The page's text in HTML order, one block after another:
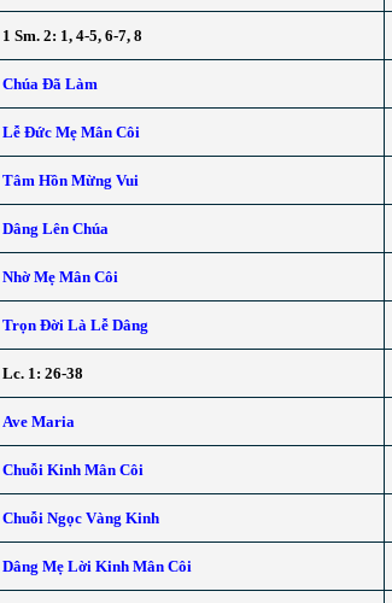
1 Sm. 2: 1, 4-5, 6-7, 8
Chúa Đã Làm
Lễ Đức Mẹ Mân Côi
Tâm Hồn Mừng Vui
Dâng Lên Chúa
Nhờ Mẹ Mân Côi
Trọn Đời Là Lễ Dâng
Lc. 1: 26-38
Ave Maria
Chuỗi Kinh Mân Côi
Chuỗi Ngọc Vàng Kinh
Dâng Mẹ Lời Kinh Mân Côi